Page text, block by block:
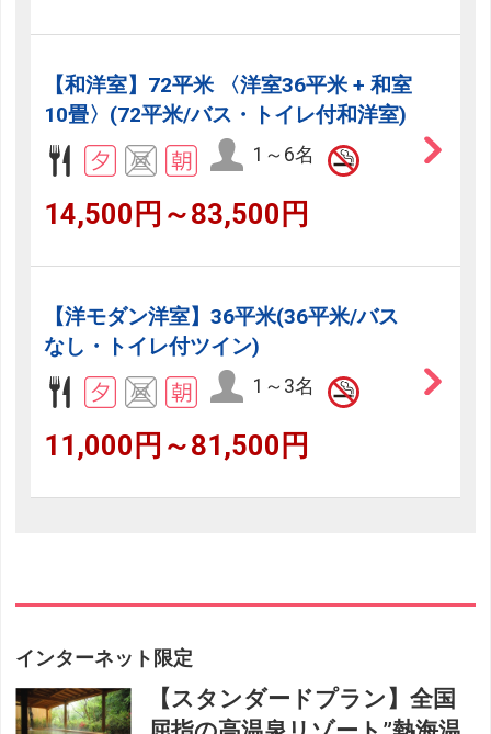
【和洋室】72平米 〈洋室36平米 + 和室
10畳〉(72平米/バス・トイレ付和洋室)
1～6名
14,500円～83,500円
【洋モダン洋室】36平米(36平米/バス
なし・トイレ付ツイン)
1～3名
11,000円～81,500円
インターネット限定
【スタンダードプラン】全国